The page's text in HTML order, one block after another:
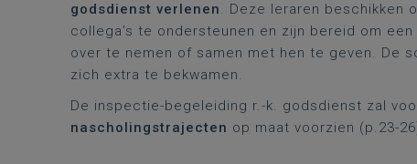
godsdienst verlenen. Deze leraren beschikken
collega’s te ondersteunen en zijn bereid om
over te nemen of samen met hen te geven. De
zich extra te bekwamen.
De inspectie-begeleiding r.-k. godsdienst zal
nascholingstrajecten op maat voorzien (p.23-